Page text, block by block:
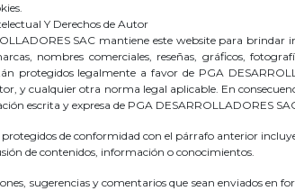
Y Derechos de Autor
SAC mantiene este website para brindar
nombres comerciales, reseñas, gráficos,
protegidos legalmente a favor de PGA
y cualquier otra norma legal aplicable. En
escrita y expresa de PGA DESARROLLADORES
protegidos de conformidad con el párrafo anterior
de contenidos, información o conocimientos.
sugerencias y comentarios que sean enviados en